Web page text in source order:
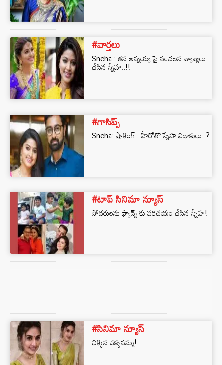
#వార్తలు
Sneha : తన అన్నయ్య పై సంచలన వ్యాఖ్యలు
చేసిన స్నేహ..!!
#గాసిప్స్
Sneha: షాకింగ్.. హీరోతో స్నేహ విడాకులు..?
#టాప్ సినిమా న్యూస్
సోదరులను ఫ్యాన్స్ కు పరిచయం చేసిన స్నేహ!
#సినిమా న్యూస్
చిక్కిన చక్కనమ్మ!